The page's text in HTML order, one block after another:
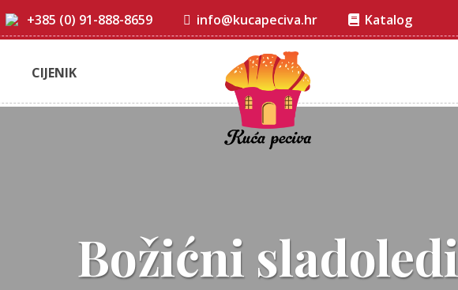
+385 (0) 91-888-8659 info@kucapeciva.hr Katalog
CIJENIK
Božićni sladoledi